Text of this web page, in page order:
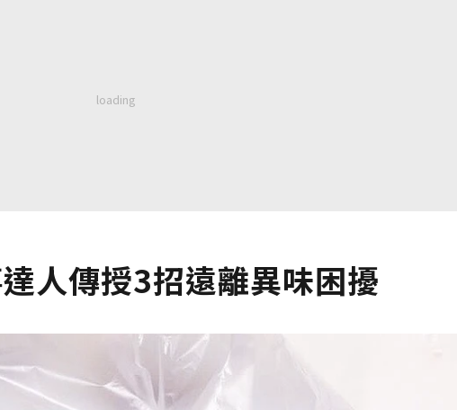
人傳授3招遠離異味困擾